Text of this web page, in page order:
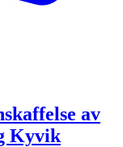
av
Kyvik